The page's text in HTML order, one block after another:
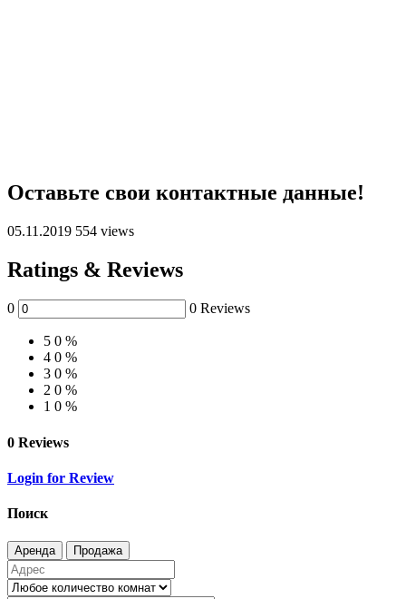
Оставьте свои контактные данные!
05.11.2019 554 views
Ratings & Reviews
0 0 Reviews
5 0 %
4 0 %
3 0 %
2 0 %
1 0 %
0 Reviews
Login for Review
Поиск
Аренда Продажа